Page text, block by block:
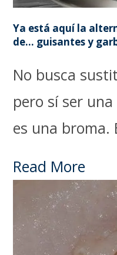
Ya está aquí la
de… guisantes y
No busca
pero sí ser
es una broma.
Read More